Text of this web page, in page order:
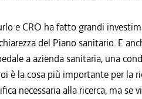
e CRO ha fatto grandi
del Piano sanitario. E
a azienda sanitaria, una
è la cosa più importante per la
necessaria alla ricerca, ma